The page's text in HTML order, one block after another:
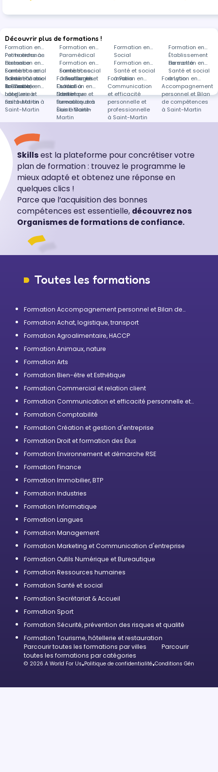
situations rencontrées et de renforcer la posture
Découvrir plus de formations !
Formation en
Petite enfance
Formation en
Paramédical
Formation en
Social
Formation en
Établissement
de santé
Formations à
distance
Formation en
Santé et social
à Saint-Victor-
la-Coste
Formation en
Santé et social
à Toulouges
Formation en
Santé et social
à Paris
Formation en
Santé et social
à Lyon
Formation en
Santé et social
à Grenoble
Formations
dans Santé et
social à
distance
Formation en
Tourisme,
hôtellerie et
restauration à
Saint-Martin
Formation en
Outils
Numérique et
Bureautique à
Saint-Martin
Formation en
Communication
et efficacité
personnelle et
professionnelle
à Saint-Martin
Formation en
Accompagnement
personnel et Bilan
de compétences
à Saint-Martin
Formation en
Langues à
Saint-Martin
Formation en
Droit et
formation des
Élus à Saint-
Martin
Skillsest la plateforme pour concrétiser votre
plan de formation : trouvez le programme le
mieux adapté et obtenez une réponse en
quelques clics !
Parce que l’acquisition des bonnes
compétences est essentielle, découvrez nos
Organismes de formations de confiance.
Toutes les formations
Formation Accompagnement personnel et Bilan de
Formation Achat, logistique, transport
Formation Agroalimentaire, HACCP
Formation Animaux, nature
Formation Arts
Formation Bien-être et Esthétique
Formation Commercial et relation client
Formation Communication et efficacité personnelle et
Formation Comptabilité
Formation Création et gestion d'entreprise
Formation Droit et formation des Élus
Formation Environnement et démarche RSE
Formation Finance
Formation Immobilier, BTP
Formation Industries
Formation Informatique
Formation Langues
Formation Management
Formation Marketing et Communication d'entreprise
Formation Outils Numérique et Bureautique
Formation Ressources humaines
Formation Santé et social
Formation Secrétariat & Accueil
Formation Sport
Formation Sécurité, prévention des risques et qualité
Formation Tourisme, hôtellerie et restauration
Parcourir toutes les formations par villes
Parcourir
toutes les formations par catégories
© 2026 A World For Us•Politique de confidentialité•Conditions Générales